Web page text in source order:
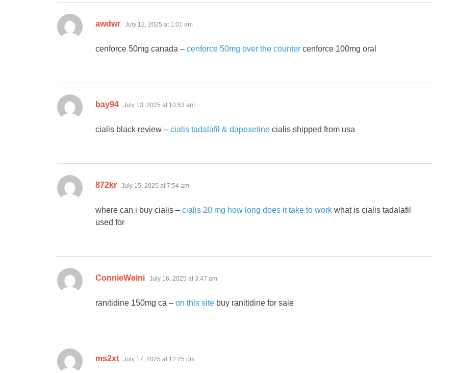
awdwr says:
July 12, 2025 at 1:01 am
cenforce 50mg canada – cenforce 50mg over the counter cenforce 100mg oral
bay94 says:
July 13, 2025 at 10:53 am
cialis black review – cialis tadalafil & dapoxetine cialis shipped from usa
872kr says:
July 15, 2025 at 7:54 am
where can i buy cialis – cialis 20 mg how long does it take to work what is cialis tadalafil
used for
ConnieWeini says:
July 16, 2025 at 3:47 am
ranitidine 150mg ca – on this site buy ranitidine for sale
ms2xt says:
July 17, 2025 at 12:25 pm